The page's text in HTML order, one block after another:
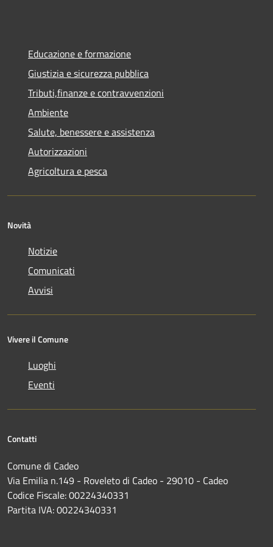
Educazione e formazione
Giustizia e sicurezza pubblica
Tributi,finanze e contravvenzioni
Ambiente
Salute, benessere e assistenza
Autorizzazioni
Agricoltura e pesca
Novità
Notizie
Comunicati
Avvisi
Vivere il Comune
Luoghi
Eventi
Contatti
Comune di Cadeo
Via Emilia n.149 - Roveleto di Cadeo - 29010 - Cadeo
Codice Fiscale: 00224340331
Partita IVA: 00224340331